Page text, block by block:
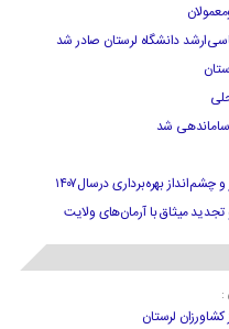
میثاق با آرمان‌های ولایت
: